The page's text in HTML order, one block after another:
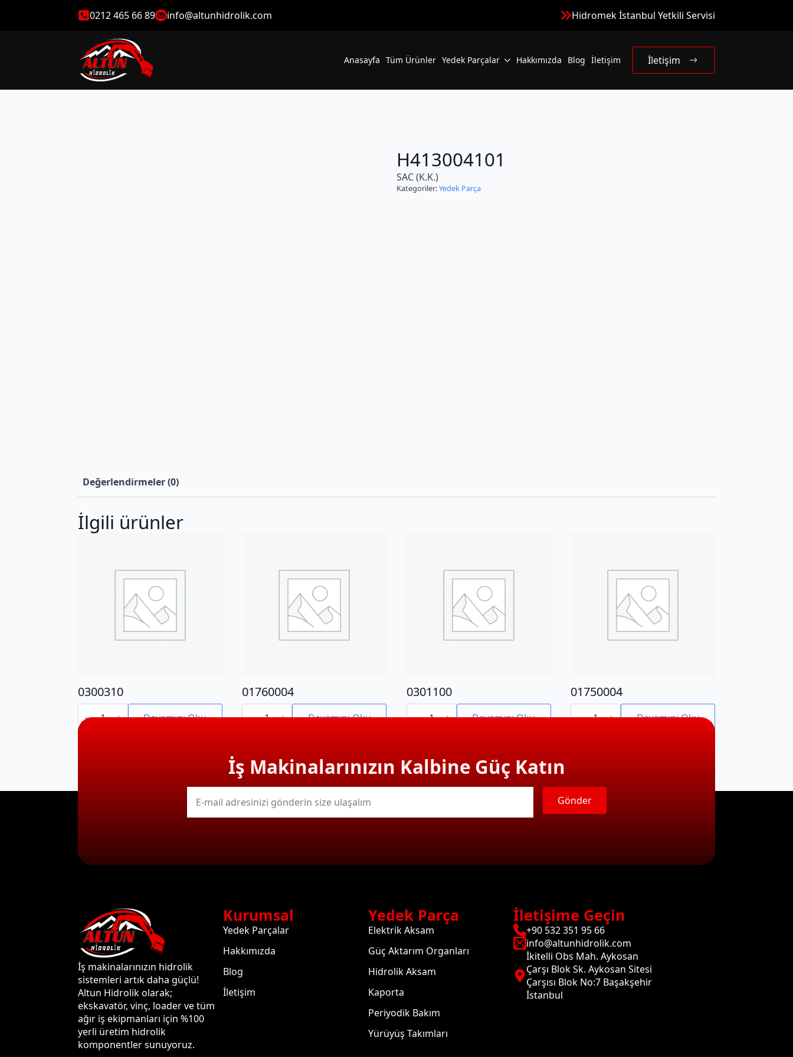
0212 465 66 89 info@altunhidrolik.com Hidromek İstanbul Yetkili Servisi
Anasayfa Tüm Ürünler Yedek Parçalar Hakkımızda Blog İletişim İletişim
H413004101
SAC (K.K.)
Kategoriler:Yedek Parça
Değerlendirmeler (0)
İlgili ürünler
0300310
0300310
adet Devamını Oku
01760004
01760004
adet Devamını Oku
0301100
0301100
adet Devamını Oku
01750004
01750004
adet Devamını Oku
İş Makinalarınızın Kalbine Güç Katın
E-
mail Gönder
İş makinalarınızın hidrolik
sistemleri artık daha güçlü!
Altun Hidrolik olarak;
ekskavatör, vinç, loader ve tüm
ağır iş ekipmanları için %100
yerli üretim hidrolik
komponentler sunuyoruz.
Kurumsal
Yedek Parçalar
Hakkımızda
Blog
İletişim
Yedek Parça
Elektrik Aksam
Güç Aktarım Organları
Hidrolik Aksam
Kaporta
Periyodik Bakım
Yürüyüş Takımları
İletişime Geçin
+90 532 351 95 66
info@altunhidrolik.com
İkitelli Obs Mah. Aykosan
Çarşı Blok Sk. Aykosan Sitesi
Çarşısı Blok No:7 Başakşehir
İstanbul